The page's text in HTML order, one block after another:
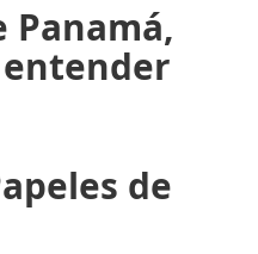
Panamá,
de